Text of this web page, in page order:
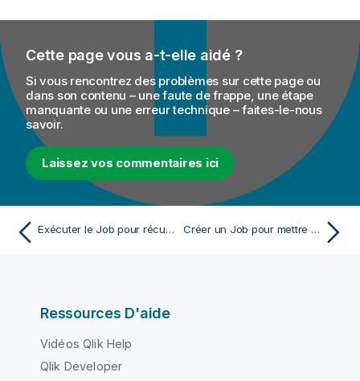
Cette page vous a-t-elle aidé ?
Si vous rencontrez des problèmes sur cette page ou
dans son contenu – une faute de frappe, une étape
manquante ou une erreur technique – faites-le-nous
savoir.
Laissez vos commentaires ici
Exécuter le Job pour récupérer des informations de projet depuis une application JIRA Créer un Job pour mettre à jour un ticket dans l'application JIRA
Ressources D'aide
Vidéos Qlik Help
Qlik Developer